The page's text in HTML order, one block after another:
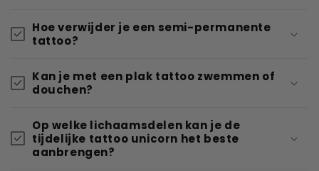
Hoe verwijder je een semi-permanente
tattoo?
Kan je met een plak tattoo zwemmen of
douchen?
Op welke lichaamsdelen kan je de
tijdelijke tattoo unicorn het beste
aanbrengen?